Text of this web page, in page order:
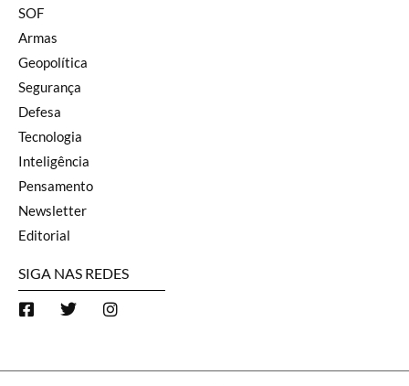
SOF
Armas
Geopolítica
Segurança
Defesa
Tecnologia
Inteligência
Pensamento
Newsletter
Editorial
SIGA NAS REDES